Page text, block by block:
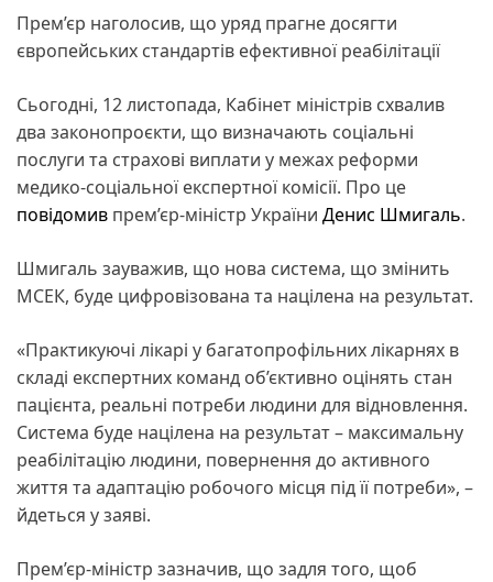
Прем’єр наголосив, що уряд прагне досягти
європейських стандартів ефективної реабілітації
Сьогодні, 12 листопада, Кабінет міністрів схвалив
два законопроєкти, що визначають соціальні
послуги та страхові виплати у межах реформи
медико-соціальної експертної комісії. Про це
повідомив прем’єр-міністр України Денис Шмигаль.
Шмигаль зауважив, що нова система, що змінить
МСЕК, буде цифровізована та націлена на результат.
«Практикуючі лікарі у багатопрофільних лікарнях в
складі експертних команд об’єктивно оцінять стан
пацієнта, реальні потреби людини для відновлення.
Система буде націлена на результат – максимальну
реабілітацію людини, повернення до активного
життя та адаптацію робочого місця під її потреби», –
йдеться у заяві.
Прем’єр-міністр зазначив, що задля того, щоб